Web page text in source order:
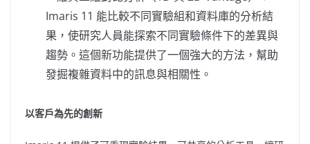
Imaris 11 能比較不同實驗組和資料庫的分析結
果，使研究人員能探索不同實驗條件下的差異與
趨勢。這個新功能提供了一個強大的方法，幫助
發掘複雜資料中的訊息與相關性。
以客戶為先的創新